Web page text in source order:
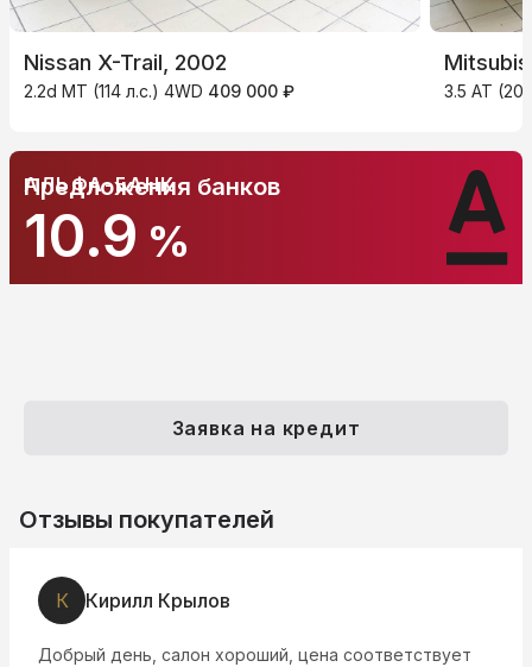
Nissan X-Trail, 2002
2.2d MT (114 л.с.) 4WD 409 000 ₽ 3.5 AT
АЛЬФА-БАНК
10.9 %
Предложения банков
Заявка на кредит
Отзывы покупателей
К Кирилл Крылов
Добрый день, салон хороший, цена соответствует